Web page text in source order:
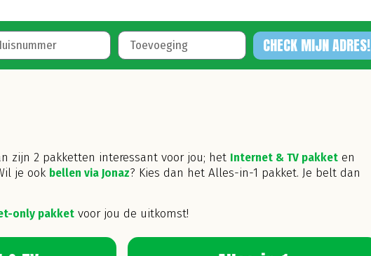
CHECK MIJN ADRES!
zijn 2 pakketten interessant voor jou; het Internet & TV pakket en
je ook bellen via Jonaz? Kies dan het Alles-in-1 pakket. Je belt dan
only pakket voor jou de uitkomst!